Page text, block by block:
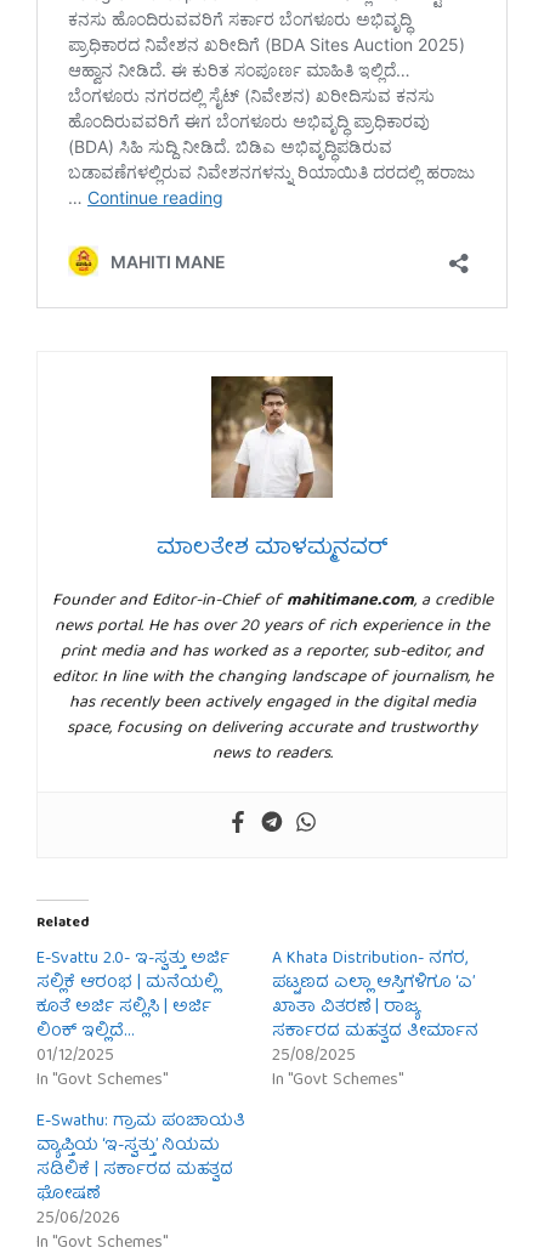
ಮಾಲತೇಶ ಮಾಳಮ್ಮನವರ್
Founder and Editor-in-Chief ofmahitimane.com, a credible
news portal. He has over 20 years of rich experience in the
print media and has worked as a reporter, sub-editor, and
editor. In line with the changing landscape of journalism, he
has recently been actively engaged in the digital media
space, focusing on delivering accurate and trustworthy
news to readers.
Related
E-Svattu 2.0- ಇ-ಸ್ವತ್ತು ಅರ್ಜಿ
ಸಲ್ಲಿಕೆ ಆರಂಭ | ಮನೆಯಲ್ಲಿ
ಕೂತೆ ಅರ್ಜಿ ಸಲ್ಲಿಸಿ | ಅರ್ಜಿ
ಲಿಂಕ್ ಇಲ್ಲಿದೆ…
01/12/2025
In "Govt Schemes"
A Khata Distribution- ನಗರ,
ಪಟ್ಟಣದ ಎಲ್ಲಾ ಆಸ್ತಿಗಳಿಗೂ ‘ಎ’
ಖಾತಾ ವಿತರಣೆ | ರಾಜ್ಯ
ಸರ್ಕಾರದ ಮಹತ್ವದ ತೀರ್ಮಾನ
25/08/2025
In "Govt Schemes"
E-Swathu: ಗ್ರಾಮ ಪಂಚಾಯತಿ
ವ್ಯಾಪ್ತಿಯ ‘ಇ-ಸ್ವತ್ತು’ ನಿಯಮ
ಸಡಿಲಿಕೆ | ಸರ್ಕಾರದ ಮಹತ್ವದ
ಘೋಷಣೆ
25/06/2026
In "Govt Schemes"